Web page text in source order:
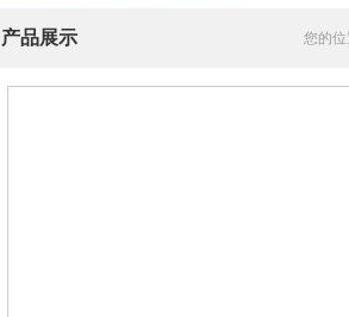
产品展示 您的位